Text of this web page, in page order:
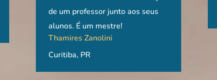
de um professor junto aos seus
alunos. É um mestre!
Thamires Zanolini
Curitiba, PR
muito aprendizado!
Caroline Tcatch
Porto Alegre, RS